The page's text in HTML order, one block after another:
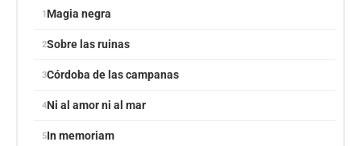
Magia negra
Sobre las ruinas
Córdoba de las campanas
Ni al amor ni al mar
In memoriam